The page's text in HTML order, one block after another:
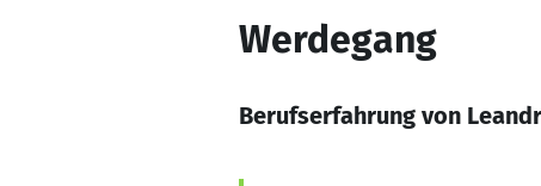
Werdegang
Berufserfahrung von